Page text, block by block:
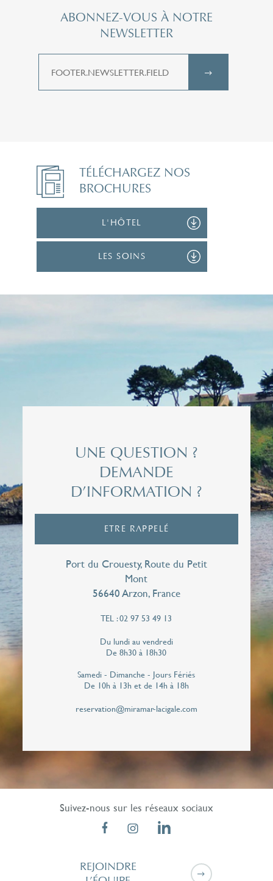
ABONNEZ-VOUS À NOTRE
NEWSLETTER
TÉLÉCHARGEZ NOS
BROCHURES
L'HÔTEL
LES SOINS
UNE QUESTION ?
DEMANDE
D’INFORMATION ?
ETRE RAPPELÉ
Port du Crouesty, Route du Petit
Mont
56640 Arzon, France
TEL : 02 97 53 49 13
Du lundi au vendredi
De 8h30 à 18h30
Samedi - Dimanche - Jours Fériés
De 10h à 13h et de 14h à 18h
reservation@miramar-lacigale.com
Madame
J'autorise le Miramar La Cigale à me contacter
de façon personnalisée pour répondre à cette
ne seront jamais communiqués à des tiers.*
Suivez-nous sur les réseaux sociaux
REJOINDRE